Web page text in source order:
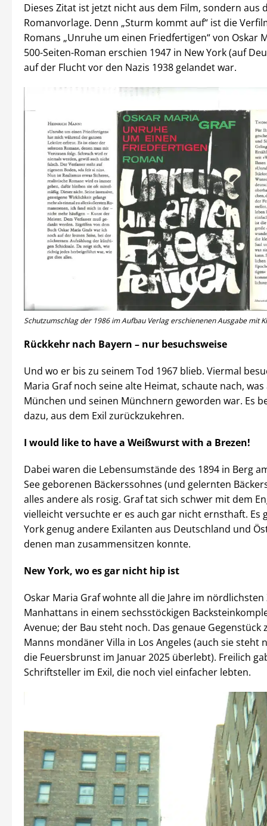
Dieses Zitat ist jetzt nicht aus dem Film, sondern aus
Romanvorlage. Denn „Sturm kommt auf“ ist die
Romans „Unruhe um einen Friedfertigen“ von Oskar
500-Seiten-Roman erschien 1947 in New York (auf
auf der Flucht vor den Nazis 1938 gelandet war.
Schutzumschlag der 1986 im Aufbau Verlag erschienenen Ausgabe mit
Rückkehr nach Bayern – nur besuchsweise
Und wo er bis zu seinem Tod 1967 blieb. Viermal
Maria Graf noch seine alte Heimat, schaute nach,
München und seinen Münchnern geworden war. Es
dazu, aus dem Exil zurückzukehren.
I would like to have a Weißwurst with a Brezen!
Dabei waren die Lebensumstände des 1894 in Berg
See geborenen Bäckerssohnes (und gelernten
alles andere als rosig. Graf tat sich schwer mit dem
vielleicht versuchte er es auch gar nicht ernsthaft. Es
York genug andere Exilanten aus Deutschland und
denen man zusammensitzen konnte.
New York, wo es gar nicht hip ist
Oskar Maria Graf wohnte all die Jahre im nördlichsten
Manhattans in einem sechsstöckigen
Avenue; der Bau steht noch. Das genaue Gegenstück
Manns mondäner Villa in Los Angeles (auch sie steht
die Feuersbrunst im Januar 2025 überlebt). Freilich
Schriftsteller im Exil, die noch viel einfacher lebten.